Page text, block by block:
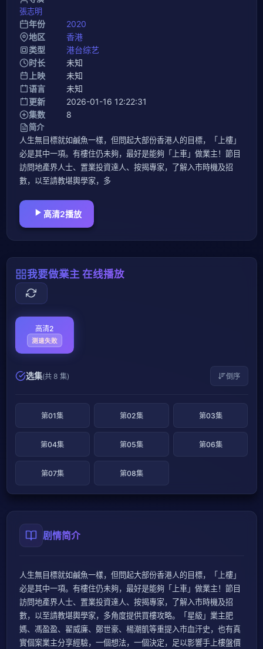
張志明
年份
2020
地区
香港
类型
港台综艺
时长
未知
上映
未知
语言
未知
更新
2026-01-16 12:22:31
集数
8
简介
人生無目標就如鹹魚一樣，但問起大部份香港人的目標，「上樓」
必是其中一項。有樓住仍未夠，最好是能夠「上車」做業主！節目
訪問地產界人士、置業投資達人、按揭專家，了解入市時機及招
數，以至請教堪輿學家，多
高清2播放
我要做業主 在线播放
高清2
测速失败
选集(共 8 集) 倒序
第01集 第02集 第03集
第04集 第05集 第06集
第07集 第08集
剧情简介
人生無目標就如鹹魚一樣，但問起大部份香港人的目標，「上樓」
必是其中一項。有樓住仍未夠，最好是能夠「上車」做業主！節目
訪問地產界人士、置業投資達人、按揭專家，了解入市時機及招
數，以至請教堪輿學家，多角度提供買樓攻略。「星級」業主肥
媽、馮盈盈、翟威廉、鄭世豪、楊潮凱等重提入市血汗史，也有真
實個案業主分享經驗，一個想法，一個決定，足以影響手上樓盤價